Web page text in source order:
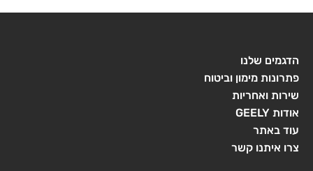
הדגמים שלנו
פתרונות מימון וביטוח
שירות ואחריות
אודות GEELY
עוד באתר
צרו איתנו קשר